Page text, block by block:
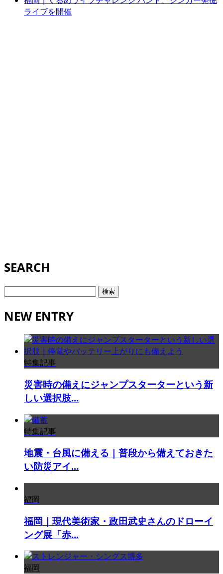
ライブを開催
SEARCH
検
NEW ENTRY
特集記事
災害時の備えにジャンプスターターという新
しい選択肢...
特集記事
地震・台風に備える｜普段から備えておきた
い防災アイ...
福岡
福岡｜現代美術家・政田武史さんのドローイ
ング展「赤...
福岡